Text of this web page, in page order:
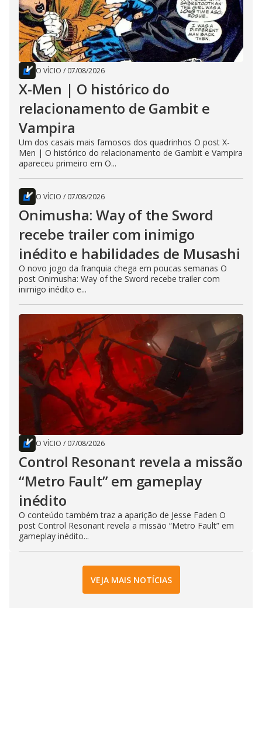
O VÍCIO / 07/08/2026
X-Men | O histórico do
relacionamento de Gambit e
Vampira
Um dos casais mais famosos dos quadrinhos O post X-
Men | O histórico do relacionamento de Gambit e Vampira
apareceu primeiro em O...
O VÍCIO / 07/08/2026
Onimusha: Way of the Sword
recebe trailer com inimigo
inédito e habilidades de Musashi
O novo jogo da franquia chega em poucas semanas O
post Onimusha: Way of the Sword recebe trailer com
inimigo inédito e...
O VÍCIO / 07/08/2026
Control Resonant revela a missão
“Metro Fault” em gameplay
inédito
O conteúdo também traz a aparição de Jesse Faden O
post Control Resonant revela a missão “Metro Fault” em
gameplay inédito...
VEJA MAIS NOTÍCIAS